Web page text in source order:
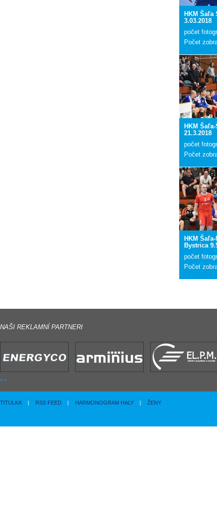
HKM Šaľa
3.03.2018
počet
Počet
HKM
21.3.2018
počet
Počet
HKM
Bystrica
počet
Počet
NAŠI REKLAMNÍ PARTNERI
TITULKA | RSS FEED | HARMONOGRAM HALY | ŽENY